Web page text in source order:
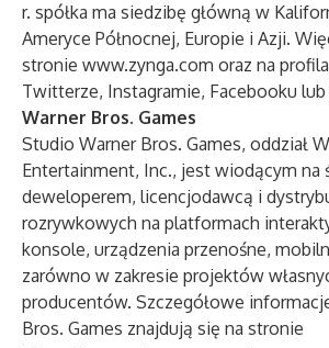
r. spółka ma siedzibę główną w
Ameryce Północnej, Europie i Azji.
stronie www.zynga.com oraz na
Twitterze, Instagramie, Facebooku lub
Warner Bros. Games
Studio Warner Bros. Games, oddział
Entertainment, Inc., jest wiodącym na
deweloperem, licencjodawcą i
rozrywkowych na platformach
konsole, urządzenia przenośne,
zarówno w zakresie projektów
producentów. Szczegółowe
Bros. Games znajdują się na stronie